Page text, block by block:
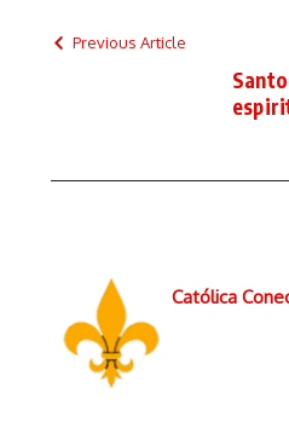
Previous Article
Católica